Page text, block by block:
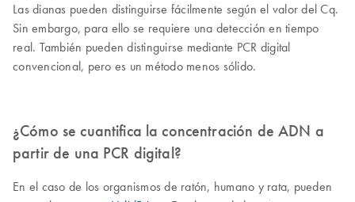
Las dianas pueden distinguirse fácilmente según el valor del Cq.
Sin embargo, para ello se requiere una detección en tiempo
real. También pueden distinguirse mediante PCR digital
convencional, pero es un método menos sólido.
¿Cómo se cuantifica la concentración de ADN a
partir de una PCR digital?
En el caso de los organismos de ratón, humano y rata, pueden